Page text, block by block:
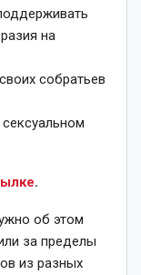
на
собратьев
.
об этом
за пределы
из разных